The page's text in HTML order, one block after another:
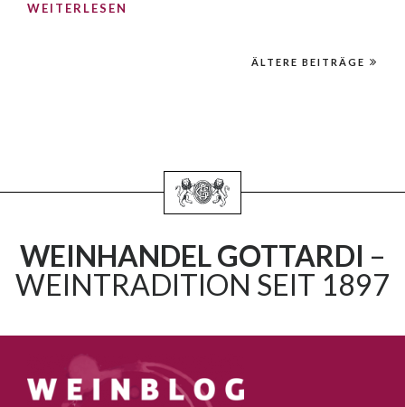
WEITERLESEN
ÄLTERE BEITRÄGE
WEINHANDEL GOTTARDI –
WEINTRADITION SEIT 1897